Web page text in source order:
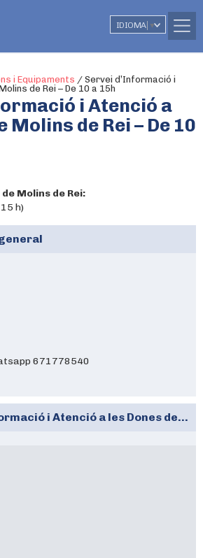
IDIOMA ▼
i Equipaments / Servei d’Informació i
de Rei – De 10 a 15h
i Atenció a
Molins de Rei – De 10
Molins de Rei:
h)
671778540
Atenció a les Dones de Molins de Rei – De 10 a 15h